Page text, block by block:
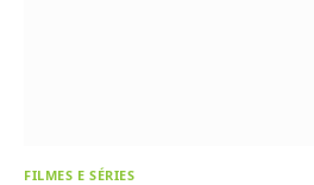
FILMES E SÉRIES